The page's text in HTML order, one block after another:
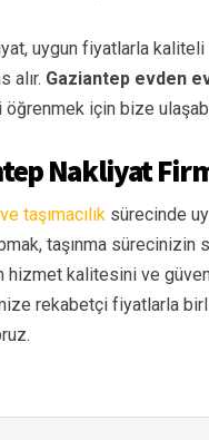
uygun fiyatlarla
alır. Gaziantep evden
için bize
Nakliyat
taşımacılık sürecinde
taşınma
hizmet kalitesini ve
rekabetçi fiyatlarla